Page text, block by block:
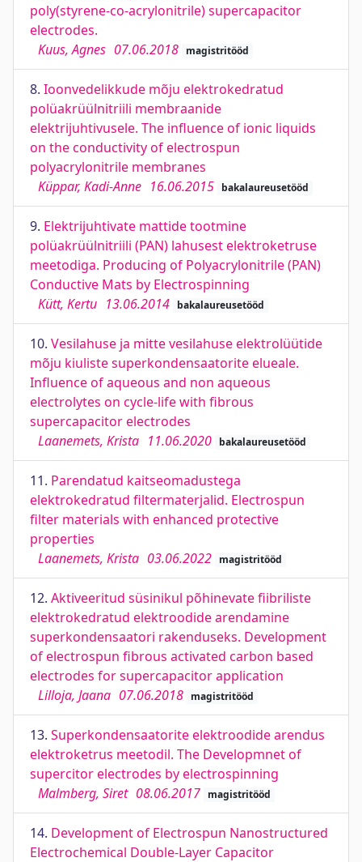
poly(styrene-co-acrylonitrile) supercapacitor
electrodes.
Kuus, Agnes 07.06.2018 magistritööd
8. Ioonvedelikkude mõju elektrokedratud
polüakrüülnitriili membraanide
elektrijuhtivusele. The influence of ionic liquids
on the conductivity of electrospun
polyacrylonitrile membranes
Küppar, Kadi-Anne 16.06.2015 bakalaureusetööd
9. Elektrijuhtivate mattide tootmine
polüakrüülnitriili (PAN) lahusest elektroketruse
meetodiga. Producing of Polyacrylonitrile (PAN)
Conductive Mats by Electrospinning
Kütt, Kertu 13.06.2014 bakalaureusetööd
10. Vesilahuse ja mitte vesilahuse elektrolüütide
mõju kiuliste superkondensaatorite elueale.
Influence of aqueous and non aqueous
electrolytes on cycle-life with fibrous
supercapacitor electrodes
Laanemets, Krista 11.06.2020 bakalaureusetööd
11. Parendatud kaitseomadustega
elektrokedratud filtermaterjalid. Electrospun
filter materials with enhanced protective
properties
Laanemets, Krista 03.06.2022 magistritööd
12. Aktiveeritud süsinikul põhinevate fiibriliste
elektrokedratud elektroodide arendamine
superkondensaatori rakenduseks. Development
of electrospun fibrous activated carbon based
electrodes for supercapacitor application
Lilloja, Jaana 07.06.2018 magistritööd
13. Superkondensaatorite elektroodide arendus
elektroketrus meetodil. The Developmnet of
supercitor electrodes by electrospinning
Malmberg, Siret 08.06.2017 magistritööd
14. Development of Electrospun Nanostructured
Electrochemical Double-Layer Capacitor